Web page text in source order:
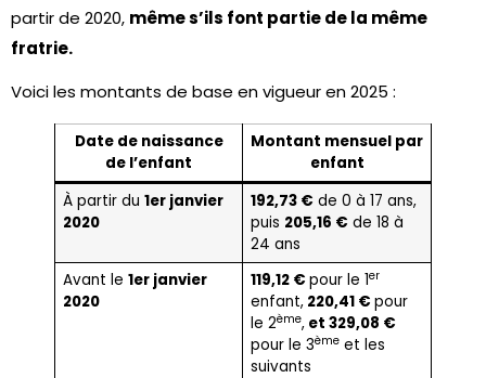
partir de 2020, même s’ils font partie de la même
fratrie.
Voici les montants de base en vigueur en 2025 :
Date de naissance
de l’enfant
Montant mensuel par
enfant
À partir du 1er janvier
2020
192,73 € de 0 à 17 ans,
puis 205,16 € de 18 à
24 ans
Avant le 1er janvier
2020
119,12 € pour le 1er
enfant,220,41 € pour
le 2ème,et 329,08 €
pour le 3èmeet les
suivants